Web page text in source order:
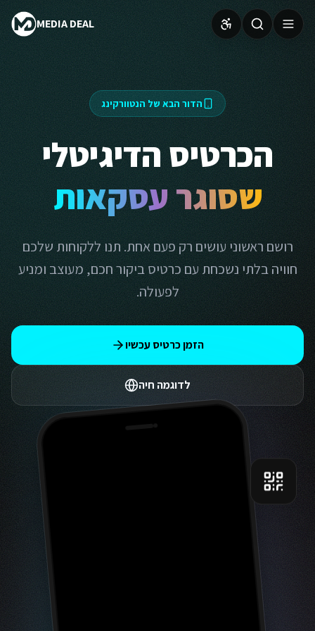
MEDIA DEAL
הדור הבא של הנטוורקינג
הכרטיס הדיגיטלי
שסוגר עסקאות
רושם ראשוני עושים רק פעם אחת. תנו ללקוחות שלכם
חוויה בלתי נשכחת עם כרטיס ביקור חכם, מעוצב ומניע
לפעולה.
הזמן כרטיס עכשיו
לדוגמה חיה